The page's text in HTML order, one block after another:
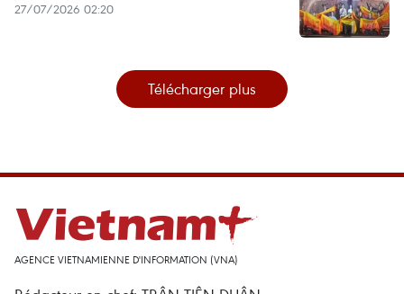
27/07/2026 02:20
Télécharger plus
AGENCE VIETNAMIENNE D'INFORMATION (VNA)